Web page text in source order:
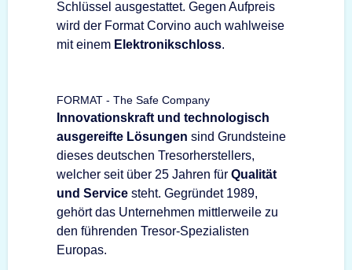
Schlüssel ausgestattet. Gegen Aufpreis
wird der Format Corvino auch wahlweise
mit einem Elektronikschloss.
FORMAT - The Safe Company
Innovationskraft und technologisch
ausgereifte Lösungen sind Grundsteine
dieses deutschen Tresorherstellers,
welcher seit über 25 Jahren für Qualität
und Service steht. Gegründet 1989,
gehört das Unternehmen mittlerweile zu
den führenden Tresor-Spezialisten
Europas.